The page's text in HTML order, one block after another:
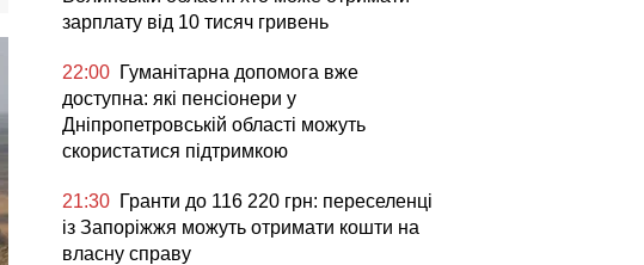
зарплату від 10 тисяч гривень
22:00 Гуманітарна допомога вже
доступна: які пенсіонери у
Дніпропетровській області можуть
скористатися підтримкою
21:30 Гранти до 116 220 грн: переселенці
із Запоріжжя можуть отримати кошти на
власну справу